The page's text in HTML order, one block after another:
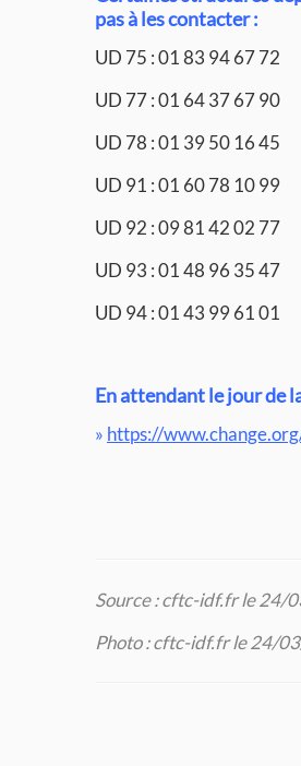
pas à les contacter :
UD 75 : 01 83 94 67 72
UD 77 : 01 64 37 67 90
UD 78 : 01 39 50 16 45
UD 91 : 01 60 78 10 99
UD 92 : 09 81 42 02 77
UD 93 : 01 48 96 35 47
UD 94 : 01 43 99 61 01
En attendant le jour de
» https://
Source : cftc-idf.fr le 24/
Photo : cftc-idf.fr le 24/